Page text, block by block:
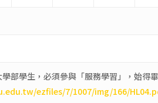
部學生，必須參與「服務學習」，始得
ezfiles/7/1007/img/166/